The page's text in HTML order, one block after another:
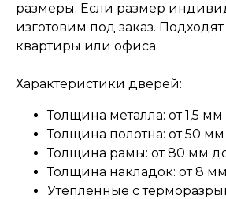
размеры. Если размер
изготовим под заказ.
квартиры или офиса.
Характеристики дверей:
Толщина металла: от 1,5
Толщина полотна: от 50 мм
Толщина рамы: от 80 мм
Толщина накладок: от 8
Утеплённые с